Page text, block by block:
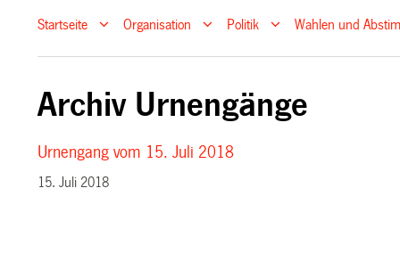
Startseite Organisation Politik Wahlen und
Archiv Urnengänge
Urnengang vom 15. Juli 2018
15. Juli 2018